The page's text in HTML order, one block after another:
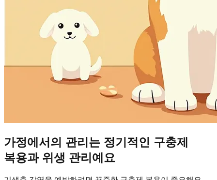
가정에서의 관리는 정기적인 구충제
복용과 위생 관리예요